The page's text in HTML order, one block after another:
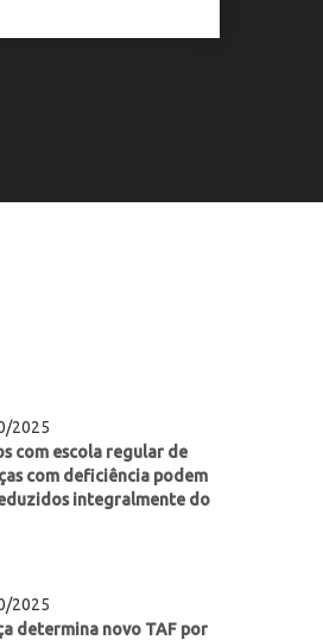
2025
com escola regular de
com deficiência podem
integralmente do
2025
determina novo TAF por